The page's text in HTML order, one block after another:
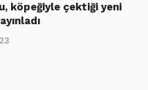
köpeğiyle çektiği yeni